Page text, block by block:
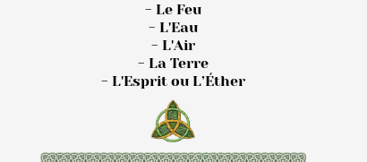
- Le Feu
- L'Eau
- L'Air
- La Terre
- L'Esprit ou L’Éther